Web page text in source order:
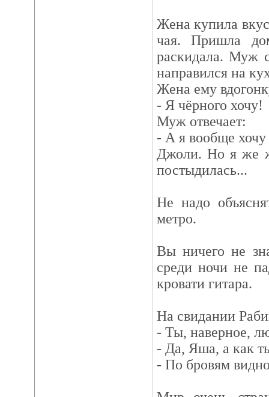
Жена купила
чая. Пришла
раскидала. Муж
направился на
Жена ему
- Я чёрного хочу!
Муж отвечает:
- А я вообще
Джоли. Но я же
постыдилась...
Не надо
метро.
Вы ничего не
среди ночи не
кровати гитара.
На свидании
- Ты, наверное,
- Да, Яша, а как
- По бровям